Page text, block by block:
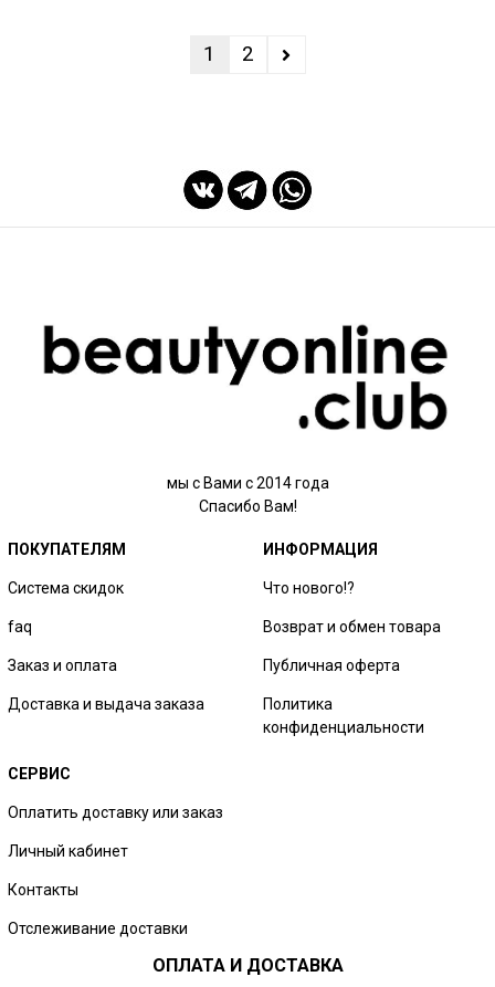
1 2
мы с Вами с 2014 года
Спасибо Вам!
ПОКУПАТЕЛЯМ
Система скидок
faq
Заказ и оплата
Доставка и выдача заказа
ИНФОРМАЦИЯ
Что нового!?
Возврат и обмен товара
Публичная оферта
Политика
конфиденциальности
СЕРВИС
Оплатить доставку или заказ
Личный кабинет
Контакты
Отслеживание доставки
ОПЛАТА И ДОСТАВКА